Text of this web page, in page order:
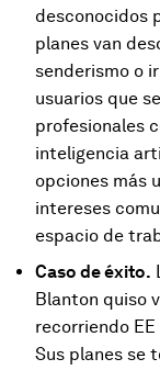
desconocidos
planes van
senderismo o
usuarios que
profesionales
inteligencia
opciones más
intereses
espacio de
Caso de éxito.
Blanton quiso
recorriendo
Sus planes se